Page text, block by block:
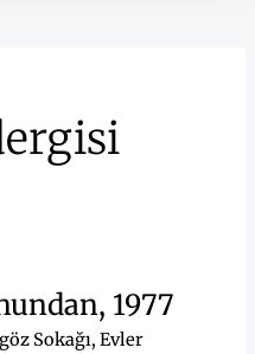
1977
Sokağı, Evler